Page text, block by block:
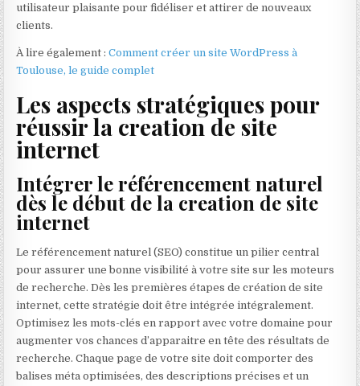
utilisateur plaisante pour fidéliser et attirer de nouveaux
clients.
À lire également :Comment créer un site WordPress à
Toulouse, le guide complet
Les aspects stratégiques pour
réussir la creation de site
internet
Intégrer le référencement naturel
dès le début de la creation de site
internet
Le référencement naturel (SEO) constitue un pilier central
pour assurer une bonne visibilité à votre site sur les moteurs
de recherche. Dès les premières étapes de création de site
internet, cette stratégie doit être intégrée intégralement.
Optimisez les mots-clés en rapport avec votre domaine pour
augmenter vos chances d’apparaitre en tête des résultats de
recherche. Chaque page de votre site doit comporter des
balises méta optimisées, des descriptions précises et un